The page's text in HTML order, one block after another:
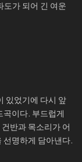
도가 되어 긴 여운
있었기에 다시 앞
이다. 부드럽게
반과 목소리가 어
선명하게 담아낸다.